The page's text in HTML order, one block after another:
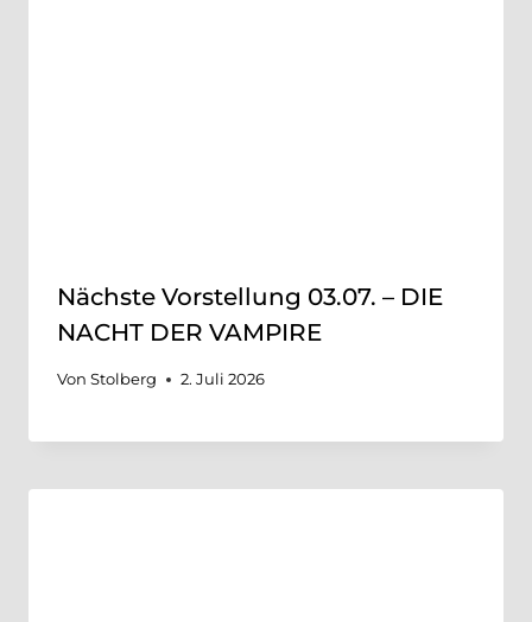
Nächste Vorstellung 03.07. – DIE
NACHT DER VAMPIRE
Von Stolberg 2. Juli 2026